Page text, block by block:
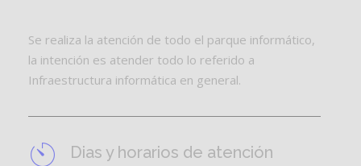
Se realiza la atención de todo el parque informático,
la intención es atender todo lo referido a
Infraestructura informática en general.
Dias y horarios de atención